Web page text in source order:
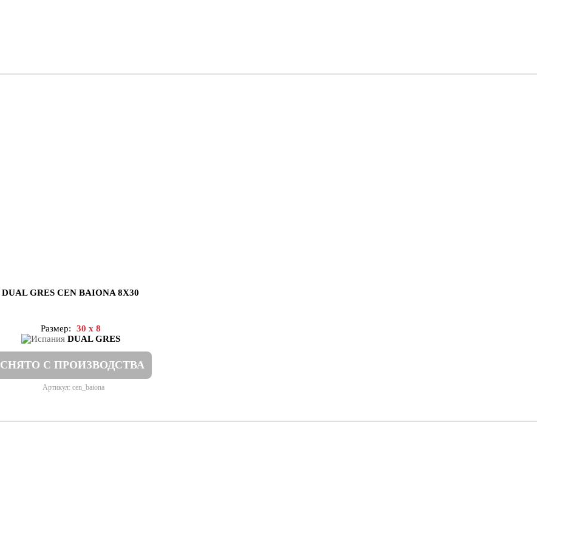
DUAL GRES CEN BAIONA 8X30
Размер:
30 x 8
DUAL GRES
СНЯТО С ПРОИЗВОДСТВА
Артикул: cen_baiona